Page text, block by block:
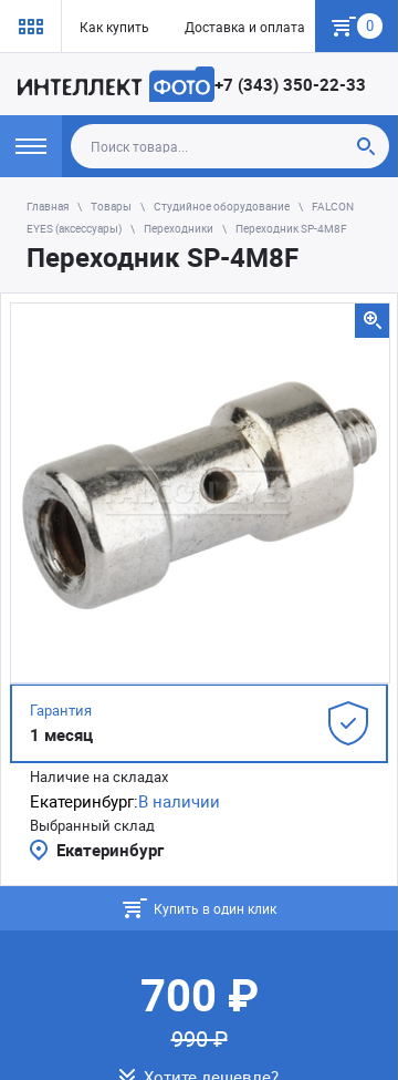
Как купить Доставка и оплата Гарантия
0
+7 (343) 350-22-33
Главная Товары Студийное оборудование
FALCON
EYES (аксессуары)
Переходники Переходник SP-4M8F
Переходник SP-4M8F
Гарантия
1 месяц
Наличие на складах
Екатеринбург:В наличии
Выбранный склад
Екатеринбург
Купить в один клик
700 ₽
990 ₽